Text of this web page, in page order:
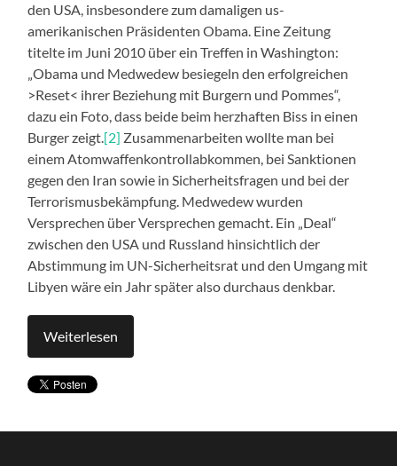
den USA, insbesondere zum damaligen us-
amerikanischen Präsidenten Obama. Eine Zeitung
titelte im Juni 2010 über ein Treffen in Washington:
„Obama und Medwedew besiegeln den erfolgreichen
>Reset< ihrer Beziehung mit Burgern und Pommes“,
dazu ein Foto, dass beide beim herzhaften Biss in einen
Burger zeigt.[2] Zusammenarbeiten wollte man bei
einem Atomwaffenkontrollabkommen, bei Sanktionen
gegen den Iran sowie in Sicherheitsfragen und bei der
Terrorismusbekämpfung. Medwedew wurden
Versprechen über Versprechen gemacht. Ein „Deal“
zwischen den USA und Russland hinsichtlich der
Abstimmung im UN-Sicherheitsrat und den Umgang mit
Libyen wäre ein Jahr später also durchaus denkbar.
Weiterlesen